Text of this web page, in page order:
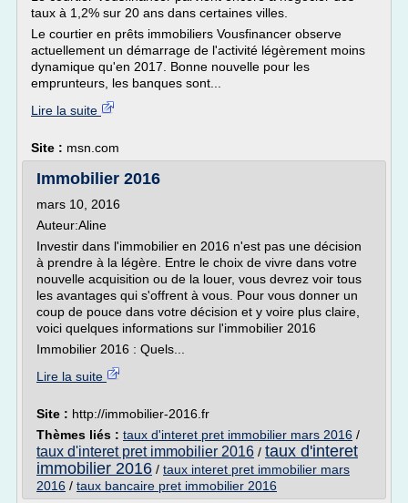
taux à 1,2% sur 20 ans dans certaines villes.
Le courtier en prêts immobiliers Vousfinancer observe
actuellement un démarrage de l'activité légèrement moins
dynamique qu'en 2017. Bonne nouvelle pour les
emprunteurs, les banques sont...
Lire la suite
Site : msn.com
Immobilier 2016
mars 10, 2016
Auteur:Aline
Investir dans l'immobilier en 2016 n'est pas une décision
à prendre à la légère. Entre le choix de vivre dans votre
nouvelle acquisition ou de la louer, vous devrez voir tous
les avantages qui s'offrent à vous. Pour vous donner un
coup de pouce dans votre décision et y voire plus claire,
voici quelques informations sur l'immobilier 2016
Immobilier 2016 : Quels...
Lire la suite
Site : http://immobilier-2016.fr
Thèmes liés : taux d'interet pret immobilier mars 2016 /
taux d'interet pret immobilier 2016 / taux d'interet
immobilier 2016 / taux interet pret immobilier mars
2016 / taux bancaire pret immobilier 2016